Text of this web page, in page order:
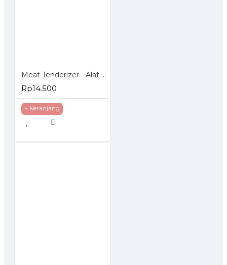
Meat Tenderizer - Alat Pelunak Daging
Rp14.500
+ Keranjang